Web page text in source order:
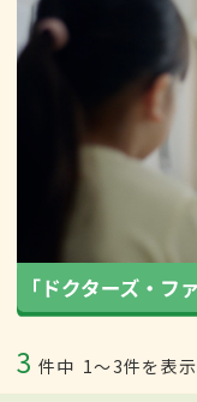
3 件中 1〜3件を表示